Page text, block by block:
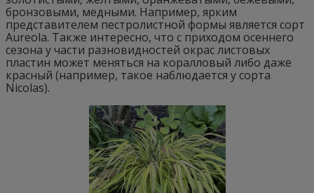
бронзовыми, медными. Например, ярким
представителем пестролистной формы является сорт
Aureola. Также интересно, что с приходом осеннего
сезона у части разновидностей окрас листовых
пластин может меняться на коралловый либо даже
красный (например, такое наблюдается у сорта
Nicolas).